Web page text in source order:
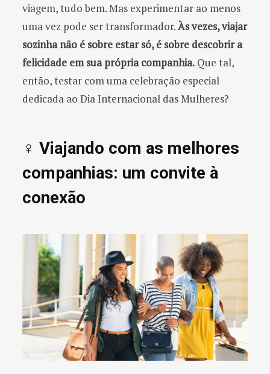
viagem, tudo bem. Mas experimentar ao menos
uma vez pode ser transformador.Às vezes, viajar
sozinha não é sobre estar só, é sobre descobrir a
felicidade em sua própria companhia. Que tal,
então, testar com uma celebração especial
dedicada ao Dia Internacional das Mulheres?
♀️ Viajando com as melhores
companhias: um convite à
conexão